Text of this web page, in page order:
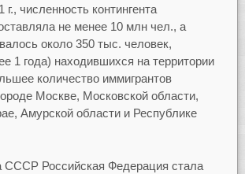
г., численность контингента
не менее 10 млн чел., а
около 350 тыс. человек,
1 года) находившихся на территории
количество иммигрантов
Москве, Московской области,
Амурской области и Республике
СССР Российская Федерация стала